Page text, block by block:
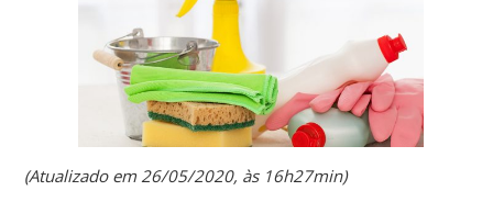
(Atualizado em 26/05/2020, às 16h27min)